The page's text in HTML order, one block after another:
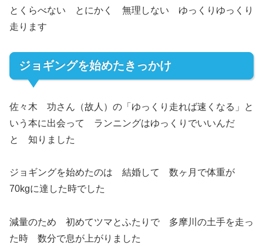
とくらべない とにかく 無理しない ゆっくりゆっくり
走ります
ジョギングを始めたきっかけ
佐々木 功さん（故人）の「ゆっくり走れば速くなる」と
いう本に出会って ランニングはゆっくりでいいんだ
と 知りました
ジョギングを始めたのは 結婚して 数ヶ月で体重が
70kgに達した時でした
減量のため 初めてツマとふたりで 多摩川の土手を走っ
た時 数分で息が上がりました